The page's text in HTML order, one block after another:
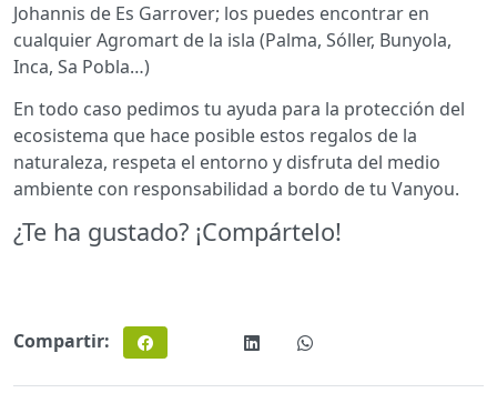
Johannis de Es Garrover; los puedes encontrar en
cualquier Agromart de la isla (Palma, Sóller, Bunyola,
Inca, Sa Pobla…)
En todo caso pedimos tu ayuda para la protección del
ecosistema que hace posible estos regalos de la
naturaleza, respeta el entorno y disfruta del medio
ambiente con responsabilidad a bordo de tu Vanyou.
¿Te ha gustado? ¡Compártelo!
Compartir: